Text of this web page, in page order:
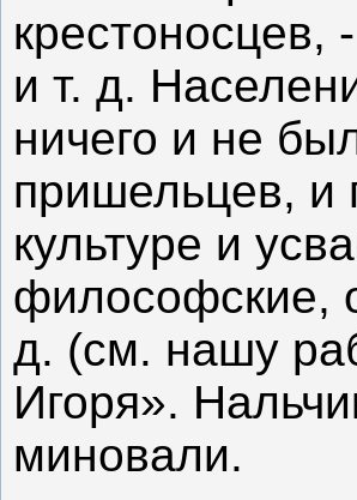
и т. д.
ничего и не
пришельцев, и
культуре и
философские,
д. (см. нашу
Игоря».
миновали.